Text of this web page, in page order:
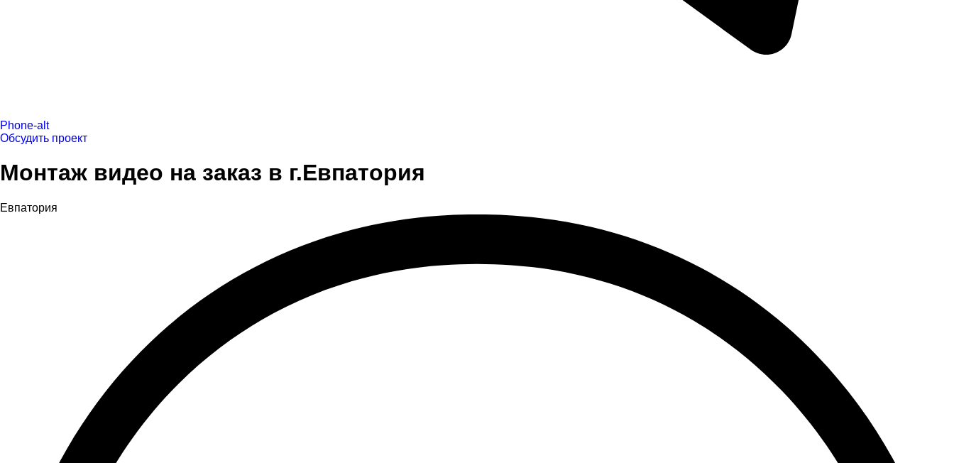
Phone-alt
Обсудить проект
Монтаж видео на заказ в г.Евпатория
Евпатория